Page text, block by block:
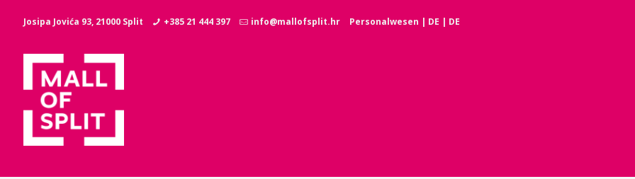
Josipa Jovića 93, 21000 Split +385 21 444 397 info@mallofsplit.hr Personalwesen | DE | DE